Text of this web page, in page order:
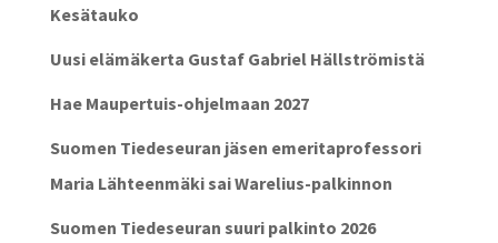
Kesätauko
Uusi elämäkerta Gustaf Gabriel Hällströmistä
Hae Maupertuis-ohjelmaan 2027
Suomen Tiedeseuran jäsen emeritaprofessori
Maria Lähteenmäki sai Warelius-palkinnon
Suomen Tiedeseuran suuri palkinto 2026